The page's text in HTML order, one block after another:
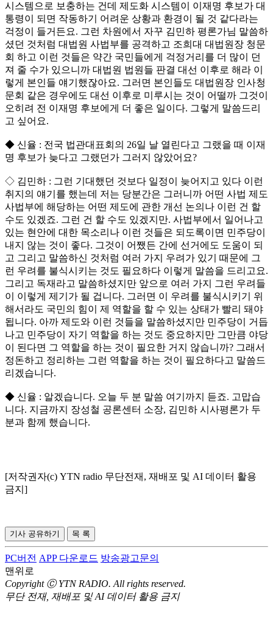
시스템으로 보충하는 건데 제도화 시스템이 이재명 후보가 대
통령이 되면 작동하기 어려운 상황과 환경이 될 것 같다라는
걱정이 들거든요. 그런 차원에서 자꾸 김민하 평론가님 말씀하
셨던 것처럼 대법원 사법부를 공격하고 조희대 대법원장 청문
회 하고 이런 것들은 약간 국민들에게 걱정거리를 더 많이 던
져 줄 수가 있으니까 대법원 법원들 판결 대선 이후로 해라 이
렇게 본인들 얘기했잖아요. 그러면 본인들도 대법원장 인사청
문회 같은 경우에도 대선 이후로 미루시는 것이 어떨까 그것이
오히려 전 이재명 후보에게 더 좋은 일이다. 그렇게 말씀드리
고 싶어요.
◆ 신율 : 전국 법관대표회의 26일 날 열린다고 그랬을 때 이재
명 후보가 늦다고 그랬던가 그러지 않았어요?
◇ 김민하 : 그런 기대했던 것보다 일정이 늦어지고 있다 이런
취지의 얘기를 했는데 저는 당분간은 그러니까 어떤 사법 제도
사법부에 해당하는 어떤 제도에 관한 개선 논의나 이런 건 할
수도 있겠죠. 그런 건 할 수도 있겠지만. 사법부에서 일어나고
있는 현안에 대한 목소리나 이런 것들은 되도록이면 민주당이
내지 않는 것이 좋다. 그것이 어쨌든 간에 선거에도 도움이 되
고 그리고 말씀하신 것처럼 여러 가지 우려가 있기 때문에 그
런 우려를 불식시키는 것도 필요하다 이렇게 말씀을 드리고요.
그리고 독재라고 말씀하셨지만 앞으로 여러 가지 그런 우려들
이 이렇게 제기가 될 겁니다. 그러면 이 우려를 불식시키기 위
해서라도 국민의 힘이 제 역할을 할 수 있는 상태가 빨리 돼야
됩니다. 아까 제도와 이런 것들을 말씀하셨지만 민주당이 거듭
나고 민주당이 자기 역할을 하는 것도 중요하지만 그만큼 야당
이 된다면 그 역할을 하는 것이 필요한 거지 않습니까? 그래서
정돈하고 정리하는 그런 역할을 하는 것이 필요하다고 말씀드
리겠습니다.
◆ 신율 : 알겠습니다. 오늘 두 분 말씀 여기까지 듣죠. 고맙습
니다. 지금까지 장성철 공론센터 소장, 김민하 시사평론가 두
분과 함께 했습니다.
[저작권자(c) YTN radio 무단전재, 재배포 및 AI 데이터 활용
금지]
기사 공유하기 목 록
PC버전 APP 다운로드 방송광고문의
맨위로
Copyright Ⓒ YTN RADIO. All rights reserved.
무단 전재, 재배포 및 AI 데이터 활용 금지